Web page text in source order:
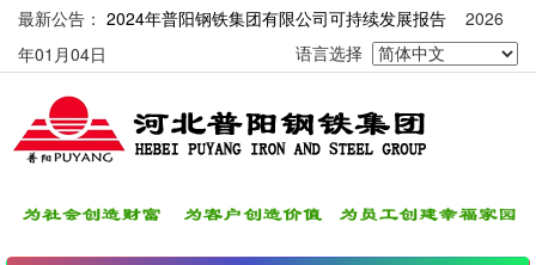
最新公告： 2024年普阳钢铁集团有限公司可持续发展报告 2026
年01月04日
语言选择